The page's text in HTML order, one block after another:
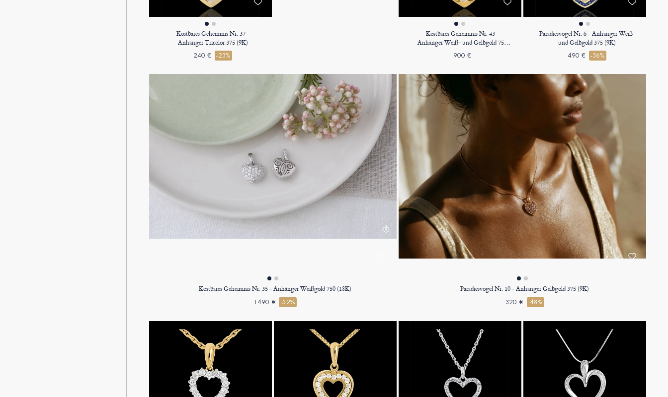
Kostbares Geheimnis Nr. 37 -
Anhänger Tricolor 375 (9K)
240 € -23%
Kostbares Geheimnis Nr. 43 -
Anhänger Weiß- und Gelbgold 750
(18K)
900 €
Paradiesvogel Nr. 6 - Anhänger Weiß-
und Gelbgold 375 (9K)
490 € -36%
Kostbares Geheimnis Nr. 35 - Anhänger Weißgold 750 (18K)
1490 € -52%
Paradiesvogel Nr. 10 - Anhänger Gelbgold 375 (9K)
320 € -48%